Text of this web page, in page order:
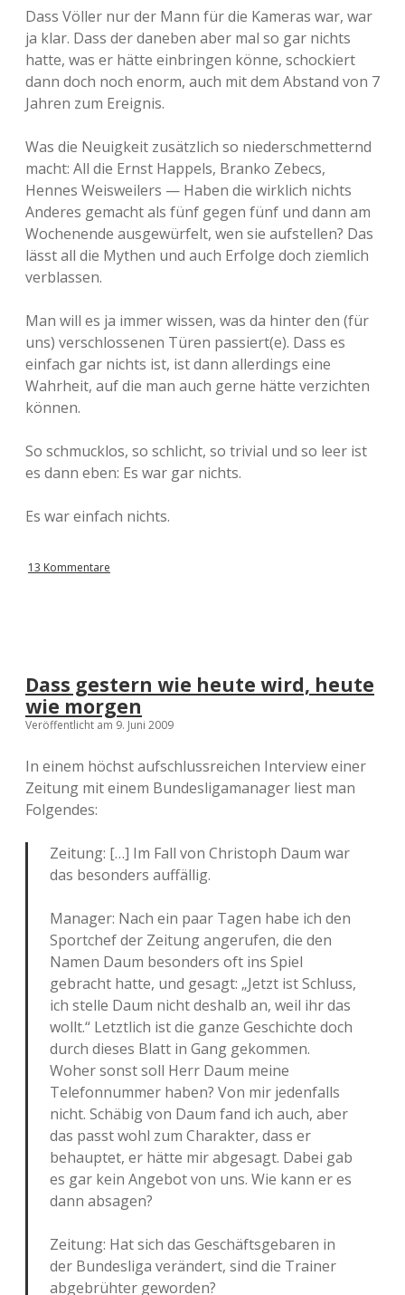
Dass Völler nur der Mann für die Kameras war, war
ja klar. Dass der daneben aber mal so gar nichts
hatte, was er hätte einbringen könne, schockiert
dann doch noch enorm, auch mit dem Abstand von 7
Jahren zum Ereignis.
Was die Neuigkeit zusätzlich so niederschmetternd
macht: All die Ernst Happels, Branko Zebecs,
Hennes Weisweilers — Haben die wirklich nichts
Anderes gemacht als fünf gegen fünf und dann am
Wochenende ausgewürfelt, wen sie aufstellen? Das
lässt all die Mythen und auch Erfolge doch ziemlich
verblassen.
Man will es ja immer wissen, was da hinter den (für
uns) verschlossenen Türen passiert(e). Dass es
einfach gar nichts ist, ist dann allerdings eine
Wahrheit, auf die man auch gerne hätte verzichten
können.
So schmucklos, so schlicht, so trivial und so leer ist
es dann eben: Es war gar nichts.
Es war einfach nichts.
13 Kommentare
Dass gestern wie heute wird, heute
wie morgen
Veröffentlicht am 9. Juni 2009
In einem höchst aufschlussreichen Interview einer
Zeitung mit einem Bundesligamanager liest man
Folgendes:
Zeitung: […] Im Fall von Christoph Daum war
das besonders auffällig.
Manager: Nach ein paar Tagen habe ich den
Sportchef der Zeitung angerufen, die den
Namen Daum besonders oft ins Spiel
gebracht hatte, und gesagt: „Jetzt ist Schluss,
ich stelle Daum nicht deshalb an, weil ihr das
wollt.“ Letztlich ist die ganze Geschichte doch
durch dieses Blatt in Gang gekommen.
Woher sonst soll Herr Daum meine
Telefonnummer haben? Von mir jedenfalls
nicht. Schäbig von Daum fand ich auch, aber
das passt wohl zum Charakter, dass er
behauptet, er hätte mir abgesagt. Dabei gab
es gar kein Angebot von uns. Wie kann er es
dann absagen?
Zeitung: Hat sich das Geschäftsgebaren in
der Bundesliga verändert, sind die Trainer
abgebrühter geworden?